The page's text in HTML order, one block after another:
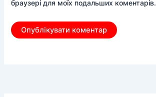
браузері для моїх подальших коментарів.